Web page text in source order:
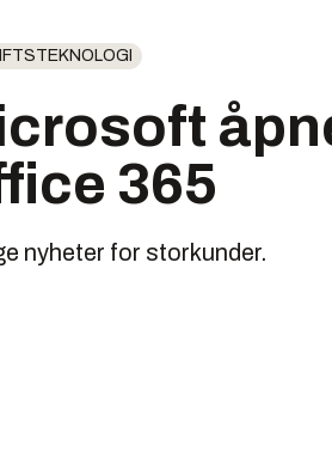
365
nyheter for storkunder.